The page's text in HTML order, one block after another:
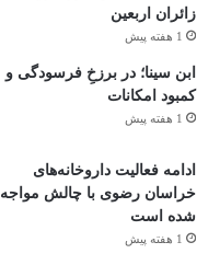
زائران اربعین
1 هفته پیش
ابن سینا؛ در برزخِ فرسودگی و
کمبود امکانات
1 هفته پیش
ادامه فعالیت داروخانه‌های
خراسان رضوی با چالش مواجه
شده است
1 هفته پیش